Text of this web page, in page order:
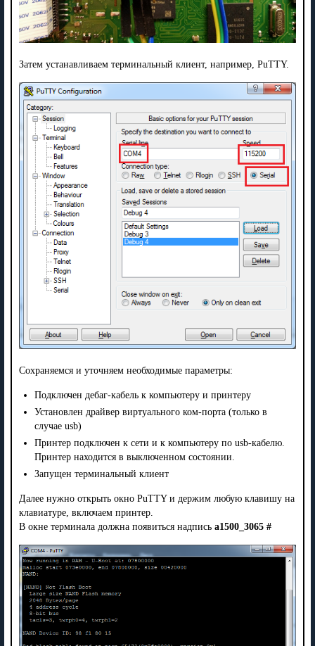
Затем устанавливаем терминальный клиент, например, PuTTY.
Сохраняемся и уточняем необходимые параметры:
Подключен дебаг-кабель к компьютеру и принтеру
Установлен драйвер виртуального ком-порта (только в
случае usb)
Принтер подключен к сети и к компьютеру по usb-кабелю.
Принтер находится в выключенном состоянии.
Запущен терминальный клиент
Далее нужно открыть окно PuTTY и держим любую клавишу на
клавиатуре, включаем принтер.
В окне терминала должна появиться надпись a1500_3065 #